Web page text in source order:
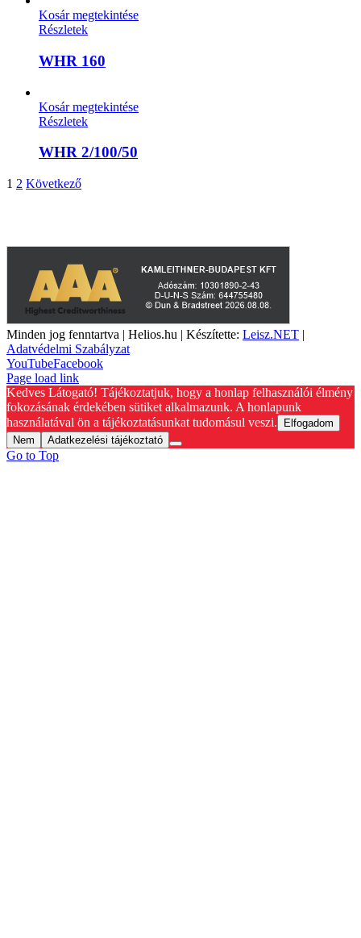
Kosár megtekintése
Részletek
WHR 160
Kosár megtekintése
Részletek
WHR 2/100/50
1 2 Következő
Minden jog fenntartva | Helios.hu | Készítette: Leisz.NET |
Adatvédelmi Szabályzat
YouTubeFacebook
Page load link
Kedves Látogató! Tájékoztatjuk, hogy a honlap felhasználói élmény
fokozásának érdekében sütiket alkalmazunk. A honlapunk
használatával ön a tájékoztatásunkat tudomásul veszi.
Elfogadom
Nem
Adatkezelési tájékoztató
Go to Top